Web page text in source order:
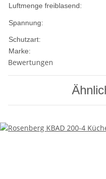
Luftmenge freiblasend:
Spannung:
Schutzart:
Marke:
Bewertungen